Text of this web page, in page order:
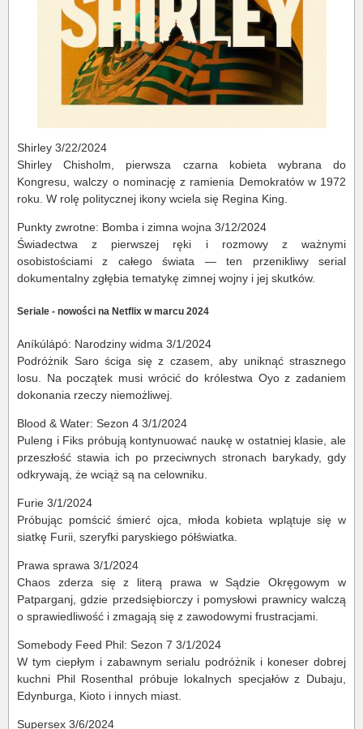
Shirley 3/22/2024
Shirley Chisholm, pierwsza czarna kobieta wybrana do
Kongresu, walczy o nominację z ramienia Demokratów w 1972
roku. W rolę politycznej ikony wciela się Regina King.
Punkty zwrotne: Bomba i zimna wojna 3/12/2024
Świadectwa z pierwszej ręki i rozmowy z ważnymi
osobistościami z całego świata — ten przenikliwy serial
dokumentalny zgłębia tematykę zimnej wojny i jej skutków.
Seriale - nowości na Netflix w marcu 2024
Aníkúlápó: Narodziny widma 3/1/2024
Podróżnik Saro ściga się z czasem, aby uniknąć strasznego
losu. Na początek musi wrócić do królestwa Oyo z zadaniem
dokonania rzeczy niemożliwej.
Blood & Water: Sezon 4 3/1/2024
Puleng i Fiks próbują kontynuować naukę w ostatniej klasie, ale
przeszłość stawia ich po przeciwnych stronach barykady, gdy
odkrywają, że wciąż są na celowniku.
Furie 3/1/2024
Próbując pomścić śmierć ojca, młoda kobieta wplątuje się w
siatkę Furii, szeryfki paryskiego półświatka.
Prawa sprawa 3/1/2024
Chaos zderza się z literą prawa w Sądzie Okręgowym w
Patparganj, gdzie przedsiębiorczy i pomysłowi prawnicy walczą
o sprawiedliwość i zmagają się z zawodowymi frustracjami.
Somebody Feed Phil: Sezon 7 3/1/2024
W tym ciepłym i zabawnym serialu podróżnik i koneser dobrej
kuchni Phil Rosenthal próbuje lokalnych specjałów z Dubaju,
Edynburga, Kioto i innych miast.
Supersex 3/6/2024